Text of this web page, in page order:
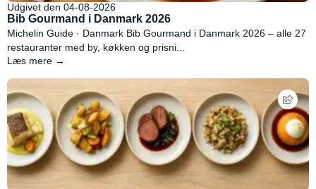
Udgivet den 04-08-2026
Bib Gourmand i Danmark 2026
Michelin Guide · Danmark Bib Gourmand i Danmark 2026 – alle 27
restauranter med by, køkken og prisni...
Læs mere →